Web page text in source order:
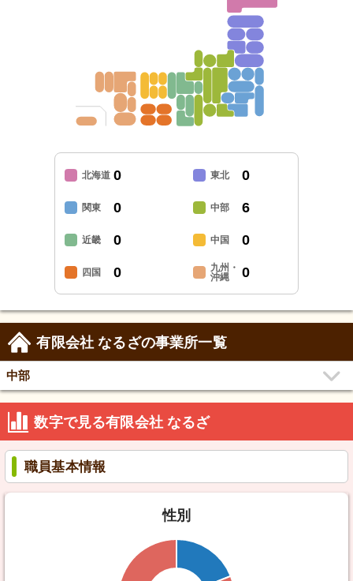
北海道 0 東北 0
関東 0 中部 6
近畿 0 中国 0
四国 0
九州・
沖縄
0
有限会社 なるざの事業所一覧
中部
数字で見る有限会社 なるざ
職員基本情報
性別